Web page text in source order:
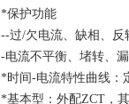
*保护功能
--过/欠电流、缺相、反
-电流不平衡、堵转、
*时间-电流特性曲线：
*基本型：外配ZCT，